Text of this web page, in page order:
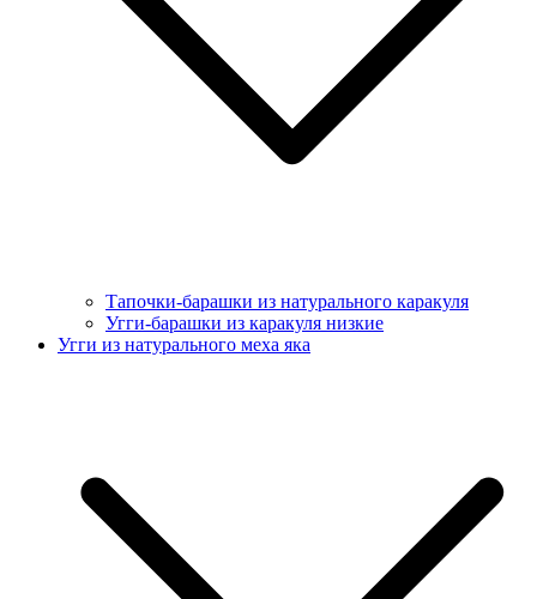
Тапочки-барашки из натурального каракуля
Угги-барашки из каракуля низкие
Угги из натурального меха яка